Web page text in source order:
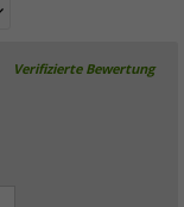
Verifizierte Bewertung